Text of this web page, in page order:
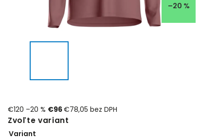
–20 %
€120 –20 % €96€78,05 bez DPH
Zvoľte variant
Variant